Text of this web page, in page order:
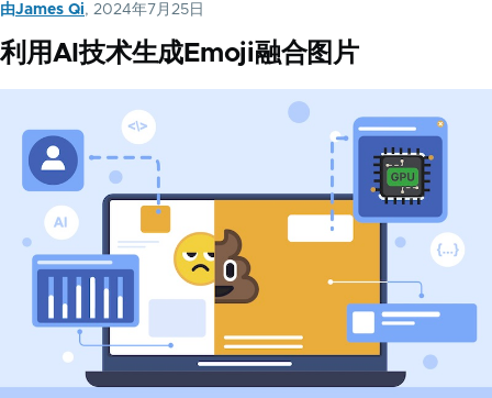
由James Qi, 2024年7月25日
利用AI技术生成Emoji融合图片